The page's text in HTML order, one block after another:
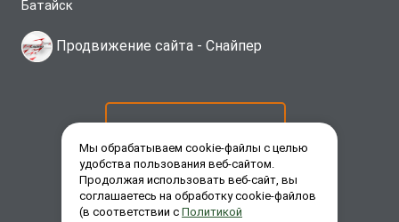
Батайск
Продвижение сайта - Снайпер
ЗАКАЗАТЬ ЗВОНОК
Мы обрабатываем cookie-файлы с целью
удобства пользования веб-сайтом.
Продолжая использовать веб-сайт, вы
соглашаетесь на обработку cookie-файлов
(в соответствии с Политикой